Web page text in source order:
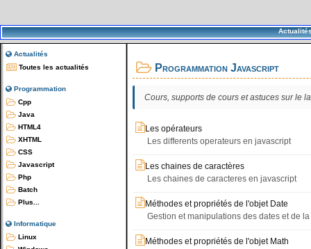
Actualités
Toutes les actualités
Programmation
Cpp
Java
HTML4
XHTML
CSS
Javascript
Php
Batch
Plus...
Informatique
Linux
Programmation Javascript
Cours, supports de cours et astuces sur le
Les opérateurs
Les differents operateurs en javascript
Les chaines de caractères
Les chaines de caracteres en javascript
Méthodes et propriétés de l'objet Date
Gestion et manipulations des dates et de
Méthodes et propriétés de l'objet Math